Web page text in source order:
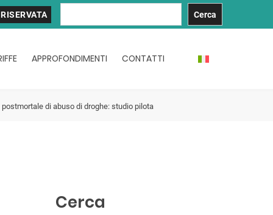
a
Cerca
APPROFONDIMENTI CONTATTI
di abuso di droghe: studio pilota
Cerca